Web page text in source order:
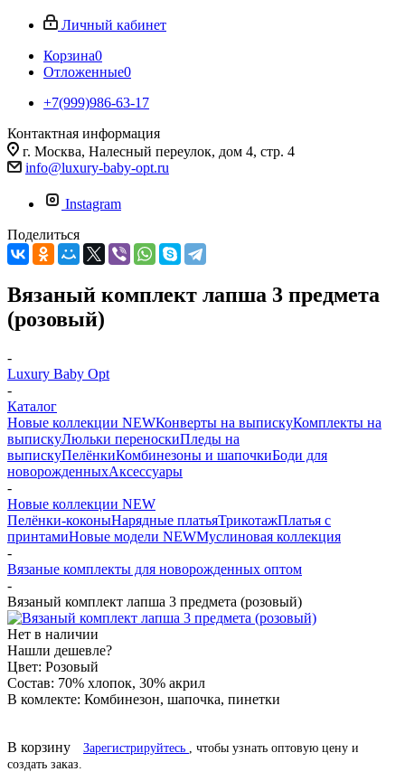
Личный кабинет
Корзина0
Отложенные0
+7(999)986-63-17
Контактная информация
г. Москва, Налесный переулок, дом 4, стр. 4
info@luxury-baby-opt.ru
Instagram
Поделиться
Вязаный комплект лапша 3 предмета
(розовый)
-
Luxury Baby Opt
-
Каталог
Новые коллекции NEWКонверты на выпискуКомплекты на
выпискуЛюльки переноскиПледы на
выпискуПелёнкиКомбинезоны и шапочкиБоди для
новорожденныхАксессуары
-
Новые коллекции NEW
Пелёнки-коконыНарядные платьяТрикотажПлатья с
принтамиНовые модели NEWМуслиновая коллекция
-
Вязаные комплекты для новорожденных оптом
-
Вязаный комплект лапша 3 предмета (розовый)
Нет в наличии
Нашли дешевле?
Цвет: Розовый
Состав: 70% хлопок, 30% акрил
В комлекте: Комбинезон, шапочка, пинетки
В корзину Зарегистрируйтесь
, чтобы узнать оптовую цену и
создать заказ.